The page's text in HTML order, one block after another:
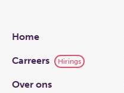
Links
Home
Carreers Hirings
Over ons